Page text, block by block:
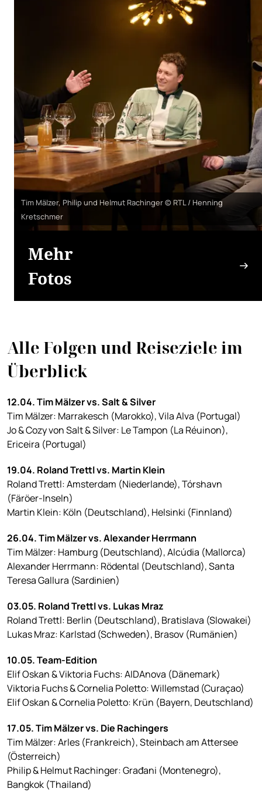
Tim Mälzer, Philip und Helmut Rachinger © RTL / Henning
Kretschmer
Mehr
Fotos
Alle Folgen und Reiseziele im
Überblick
12.04. Tim Mälzer vs. Salt & Silver
Tim Mälzer: Marrakesch (Marokko), Vila Alva (Portugal)
Jo & Cozy von Salt & Silver: Le Tampon (La Réuinon),
Ericeira (Portugal)
19.04. Roland Trettl vs. Martin Klein
Roland Trettl: Amsterdam (Niederlande), Tórshavn
(Färöer-Inseln)
Martin Klein: Köln (Deutschland), Helsinki (Finnland)
26.04. Tim Mälzer vs. Alexander Herrmann
Tim Mälzer: Hamburg (Deutschland), Alcúdia (Mallorca)
Alexander Herrmann: Rödental (Deutschland), Santa
Teresa Gallura (Sardinien)
03.05. Roland Trettl vs. Lukas Mraz
Roland Trettl: Berlin (Deutschland), Bratislava (Slowakei)
Lukas Mraz: Karlstad (Schweden), Brasov (Rumänien)
10.05. Team-Edition
Elif Oskan & Viktoria Fuchs: AIDAnova (Dänemark)
Viktoria Fuchs & Cornelia Poletto: Willemstad (Curaçao)
Elif Oskan & Cornelia Poletto: Krün (Bayern, Deutschland)
17.05. Tim Mälzer vs. Die Rachingers
Tim Mälzer: Arles (Frankreich), Steinbach am Attersee
(Österreich)
Philip & Helmut Rachinger: Građani (Montenegro),
Bangkok (Thailand)